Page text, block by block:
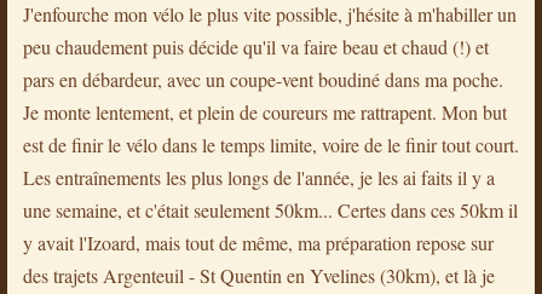
J'enfourche mon vélo le plus vite possible, j'hésite à m'habiller un
peu chaudement puis décide qu'il va faire beau et chaud (!) et
pars en débardeur, avec un coupe-vent boudiné dans ma poche.
Je monte lentement, et plein de coureurs me rattrapent. Mon but
est de finir le vélo dans le temps limite, voire de le finir tout court.
Les entraînements les plus longs de l'année, je les ai faits il y a
une semaine, et c'était seulement 50km... Certes dans ces 50km il
y avait l'Izoard, mais tout de même, ma préparation repose sur
des trajets Argenteuil - St Quentin en Yvelines (30km), et là je